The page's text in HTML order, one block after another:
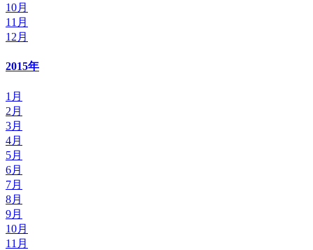
10月
11月
12月
2015年
1月
2月
3月
4月
5月
6月
7月
8月
9月
10月
11月